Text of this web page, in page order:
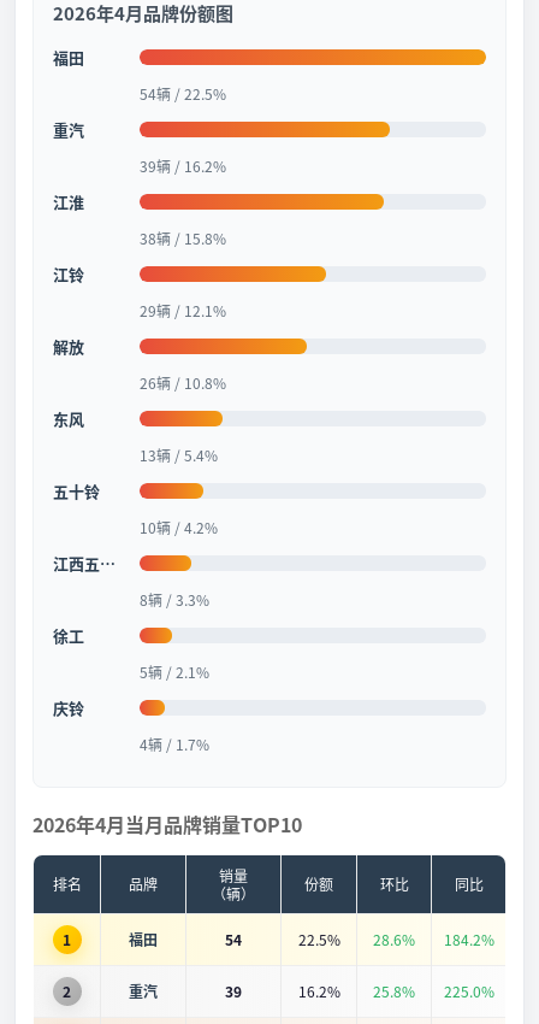
2026年4月品牌份额图
福田
54辆 / 22.5%
重汽
39辆 / 16.2%
江淮
38辆 / 15.8%
江铃
29辆 / 12.1%
解放
26辆 / 10.8%
东风
13辆 / 5.4%
五十铃
10辆 / 4.2%
江西五十铃
8辆 / 3.3%
徐工
5辆 / 2.1%
庆铃
4辆 / 1.7%
2026年4月当月品牌销量TOP10
排名 品牌
销量
（辆）
份额 环比 同比
1 福田 54 22.5% 28.6% 184.2%
2 重汽 39 16.2% 25.8% 225.0%